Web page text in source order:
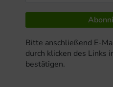
Bitte anschließend E-
durch klicken des Links
bestätigen.